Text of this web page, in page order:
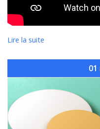
Lire la suite
01